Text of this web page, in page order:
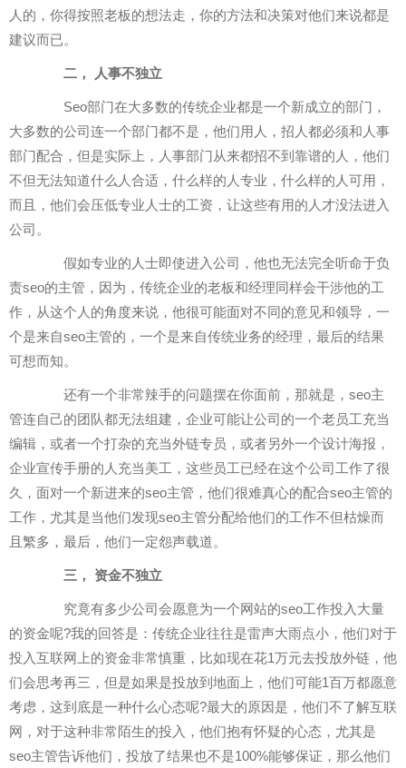
人的，你得按照老板的想法走，你的方法和决策对他们来说都是
建议而已。
二， 人事不独立
Seo部门在大多数的传统企业都是一个新成立的部门，
大多数的公司连一个部门都不是，他们用人，招人都必须和人事
部门配合，但是实际上，人事部门从来都招不到靠谱的人，他们
不但无法知道什么人合适，什么样的人专业，什么样的人可用，
而且，他们会压低专业人士的工资，让这些有用的人才没法进入
公司。
假如专业的人士即使进入公司，他也无法完全听命于负
责seo的主管，因为，传统企业的老板和经理同样会干涉他的工
作，从这个人的角度来说，他很可能面对不同的意见和领导，一
个是来自seo主管的，一个是来自传统业务的经理，最后的结果
可想而知。
还有一个非常辣手的问题摆在你面前，那就是，seo主
管连自己的团队都无法组建，企业可能让公司的一个老员工充当
编辑，或者一个打杂的充当外链专员，或者另外一个设计海报，
企业宣传手册的人充当美工，这些员工已经在这个公司工作了很
久，面对一个新进来的seo主管，他们很难真心的配合seo主管的
工作，尤其是当他们发现seo主管分配给他们的工作不但枯燥而
且繁多，最后，他们一定怨声载道。
三， 资金不独立
究竟有多少公司会愿意为一个网站的seo工作投入大量
的资金呢?我的回答是：传统企业往往是雷声大雨点小，他们对于
投入互联网上的资金非常慎重，比如现在花1万元去投放外链，他
们会思考再三，但是如果是投放到地面上，他们可能1百万都愿意
考虑，这到底是一种什么心态呢?最大的原因是，他们不了解互联
网，对于这种非常陌生的投入，他们抱有怀疑的心态，尤其是
seo主管告诉他们，投放了结果也不是100%能够保证，那么他们